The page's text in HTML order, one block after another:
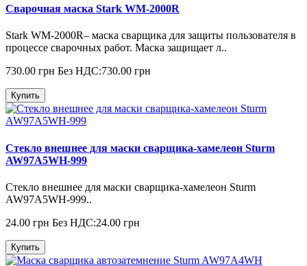
Сварочная маска Stark WM-2000R
Stark WM-2000R– маска сварщика для защиты пользователя в
процессе сварочных работ. Маска защищает л..
730.00 грн Без НДС:730.00 грн
Купить
Стекло внешнее для маски сварщика-хамелеон Sturm
AW97A5WH-999
Стекло внешнее для маски сварщика-хамелеон Sturm
AW97A5WH-999..
24.00 грн Без НДС:24.00 грн
Купить